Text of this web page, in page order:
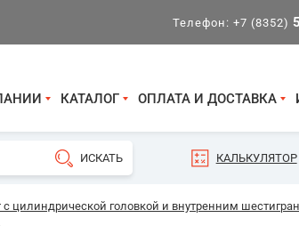
Телефон: +7 (8352)
КАТАЛОГ ОПЛАТА И ДОСТАВКА
КАЛЬКУЛЯТОР
с цилиндрической головкой и внутренним